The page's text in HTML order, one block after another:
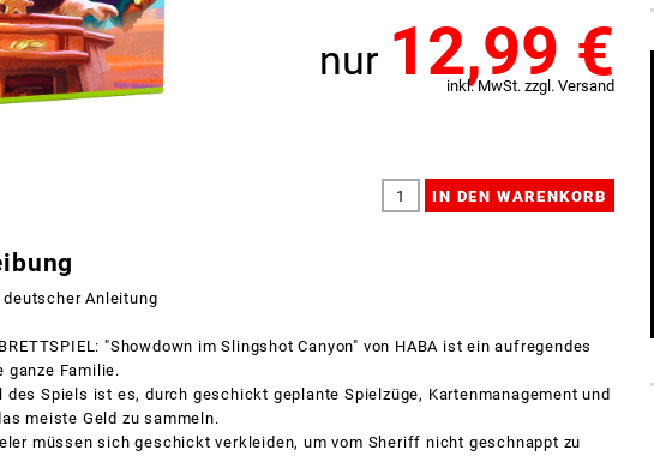
nur 12,99 €
inkl. MwSt. zzgl. Versand
Anleitung
"Showdown im Slingshot Canyon" von HABA ist ein aufregendes
ganze Familie.
des Spiels ist es, durch geschickt geplante Spielzüge, Kartenmanagement und
meiste Geld zu sammeln.
müssen sich geschickt verkleiden, um vom Sheriff nicht geschnappt zu